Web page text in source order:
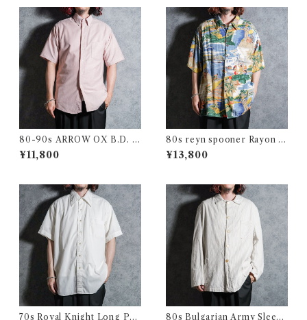
80-90s ARROW OX B.D. S
hirts アロー オックスフォー
ド 半袖 ボタンダウン シャツ
¥11,800
80s reyn spooner Rayon Al
oha Shirts レインスプーナー
レーヨン アロハシャツ
¥13,800
70s Royal Knight Long Poi
80s Bulgarian Army Sleepi